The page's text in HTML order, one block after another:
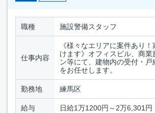
職種 施設警備スタッフ
仕事内容
《様々なエリアに案件あり
けます》オフィスビル、商業
ン等にて、建物内の受付・
をお任せします。
勤務地 練馬区
給与 日給1万1200円～2万6,301円